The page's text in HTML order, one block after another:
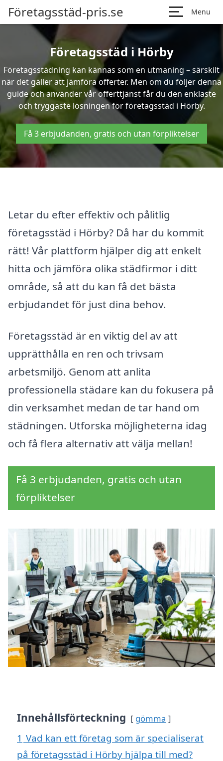
Företagsstäd-pris.se Menu
Företagsstäd i Hörby
Företagsstädning kan kännas som en utmaning – särskilt
när det gäller att jämföra offerter. Men om du följer denna
guide och använder vår offerttjänst får du den enklaste
och tryggaste lösningen för företagsstäd i Hörby.
Få 3 erbjudanden, gratis och utan förpliktelser
Letar du efter effektiv och pålitlig
företagsstäd i Hörby? Då har du kommit
rätt! Vår plattform hjälper dig att enkelt
hitta och jämföra olika städfirmor i ditt
område, så att du kan få det bästa
erbjudandet för just dina behov.
Företagsstäd är en viktig del av att
upprätthålla en ren och trivsam
arbetsmiljö. Genom att anlita
professionella städare kan du fokusera på
din verksamhet medan de tar hand om
städningen. Utforska möjligheterna idag
och få flera alternativ att välja mellan!
Få 3 erbjudanden, gratis och utan
förpliktelser
Innehållsförteckning gömma
1 Vad kan ett företag som är specialiserat
på företagsstäd i Hörby hjälpa till med?